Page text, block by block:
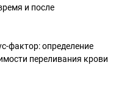
и после
фактор: определение
переливания крови